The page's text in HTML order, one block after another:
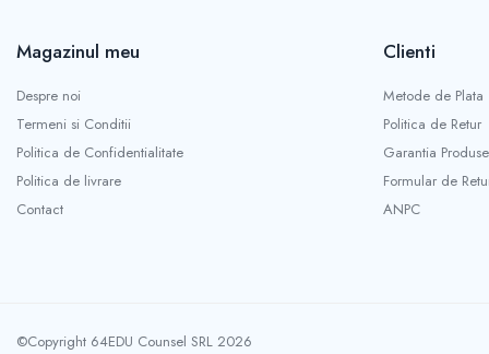
Magazinul meu
Despre noi
Termeni si Conditii
Politica de Confidentialitate
Politica de livrare
Contact
Clienti
Metode de Plata
Politica de Retur
Garantia
Formular de
ANPC
©Copyright 64EDU Counsel SRL 2026